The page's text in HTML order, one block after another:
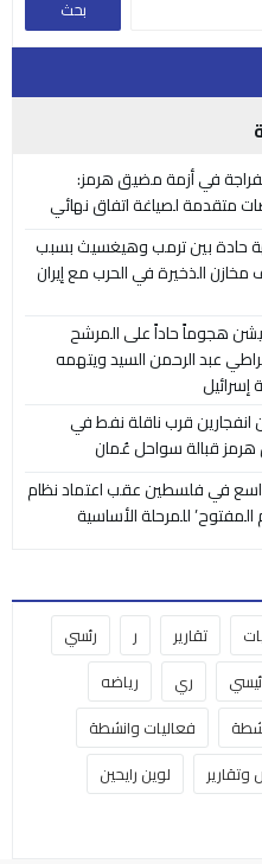
في أزمة مضيق هرمز:
متقدمة لصياغة اتفاق نهائي
حادة بين ترمب وهيغسيث بسبب
مخازن الذخيرة في الحرب مع إيران
هجوماً حاداً على المرشح
عبد الرحمن السيد ويتهمه
إسرائيل
انفجارين قرب ناقلة نفط في
قبالة سواحل عُمان
في فلسطين عقب اعتماد نظام
المفتوح’ للمرحلة الأساسية
تقارير ر
رئسي
ري
رياضه
فعاليات وانشطة
لوين رايحين